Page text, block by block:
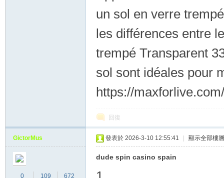
un sol en verre
les différences entre
trempé Transparent
sol sont idéales pour
https://
回復
GictorMus
0
109
672
發表於 2026-3-10 12:55:41 顯示全部樓層
dude spin casino spain